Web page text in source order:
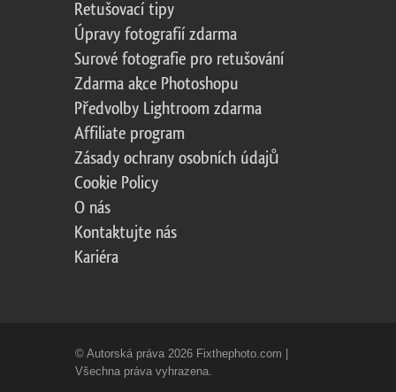
Retušovací tipy
Úpravy fotografií zdarma
Surové fotografie pro retušování
Zdarma akce Photoshopu
Předvolby Lightroom zdarma
Affiliate program
Zásady ochrany osobních údajů
Cookie Policy
O nás
Kontaktujte nás
Kariéra
© Autorská práva 2026 Fixthephoto.com |
Všechna práva vyhrazena.